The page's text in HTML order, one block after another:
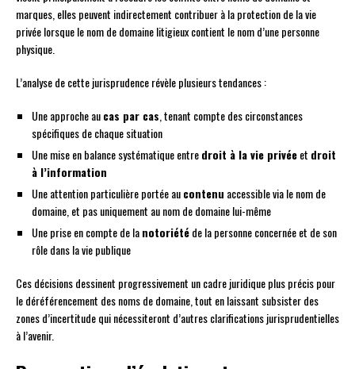
marques, elles peuvent indirectement contribuer à la protection de la vie
privée lorsque le nom de domaine litigieux contient le nom d’une personne
physique.
L’analyse de cette jurisprudence révèle plusieurs tendances :
Une approche aucas par cas , tenant compte des circonstances
spécifiques de chaque situation
Une mise en balance systématique entredroit à la vie privéeet droit
à l’information
Une attention particulière portée aucontenu accessible via le nom de
domaine, et pas uniquement au nom de domaine lui-même
Une prise en compte de lanotoriétéde la personne concernée et de son
rôle dans la vie publique
Ces décisions dessinent progressivement un cadre juridique plus précis pour
le déréférencement des noms de domaine, tout en laissant subsister des
zones d’incertitude qui nécessiteront d’autres clarifications jurisprudentielles
à l’avenir.